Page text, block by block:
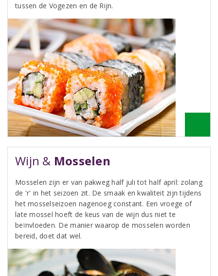
tussen de Vogezen en de Rijn.
Wijn & Mosselen
Mosselen zijn er van pakweg half juli tot half april: zolang
de 'r' in het seizoen zit. De smaak en kwaliteit zijn tijdens
het mosselseizoen nagenoeg constant. Een vroege of
late mossel hoeft de keus van de wijn dus niet te
beïnvloeden. De manier waarop de mosselen worden
bereid, doet dat wel.